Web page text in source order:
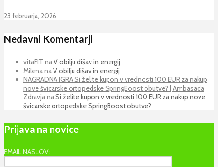
23 februarja, 2026
Nedavni Komentarji
vitaFIT naV obilju dišav in energij
MilenanaV obilju dišav in energij
NAGRADNA IGRA Si želite kupon v vrednosti 100 EUR za nakup
nove švicarske ortopedske SpringBoost obutve? | Ambasada
ZdravjanaSi želite kupon v vrednosti 100 EUR za nakup nove
švicarske ortopedske SpringBoost obutve?
Prijava na novice
EMAIL NASLOV: